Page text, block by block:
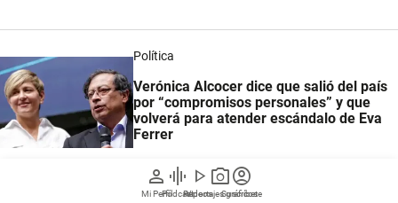
person
Mi Perfil
graphic_eq
Pódcast
play_arrow
Videos
photo_camera
Reportajes gráficos
account_circle
Suscríbete
Política
Verónica Alcocer dice que salió del país
por “compromisos personales” y que
volverá para atender escándalo de Eva
Ferrer